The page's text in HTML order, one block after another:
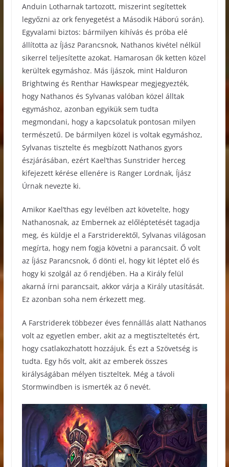
Anduin Lotharnak tartozott, miszerint segítettek
legyőzni az ork fenyegetést a Második Háború során).
Egyvalami biztos: bármilyen kihívás és próba elé
állította az Íjász Parancsnok, Nathanos kivétel nélkül
sikerrel teljesítette azokat. Hamarosan ők ketten közel
kerültek egymáshoz. Más íjászok, mint Halduron
Brightwing és Renthar Hawkspear megjegyezték,
hogy Nathanos és Sylvanas valóban közel álltak
egymáshoz, azonban egyikük sem tudta
megmondani, hogy a kapcsolatuk pontosan milyen
természetű. De bármilyen közel is voltak egymáshoz,
Sylvanas tisztelte és megbízott Nathanos gyors
észjárásában, ezért Kael’thas Sunstrider herceg
kifejezett kérése ellenére is Ranger Lordnak, Íjász
Úrnak nevezte ki.
Amikor Kael’thas egy levélben azt követelte, hogy
Nathanosnak, az Embernek az előléptetését tagadja
meg, és küldje el a Farstriderektől, Sylvanas világosan
megírta, hogy nem fogja követni a parancsait. Ő volt
az Íjász Parancsnok, ő dönti el, hogy kit léptet elő és
hogy ki szolgál az ő rendjében. Ha a Király felül
akarná írni parancsait, akkor várja a Király utasítását.
Ez azonban soha nem érkezett meg.
A Farstriderek többezer éves fennállás alatt Nathanos
volt az egyetlen ember, akit az a megtiszteltetés ért,
hogy csatlakozhatott hozzájuk. És ezt a Szövetség is
tudta. Egy hős volt, akit az emberek összes
királyságában mélyen tiszteltek. Még a távoli
Stormwindben is ismerték az ő nevét.